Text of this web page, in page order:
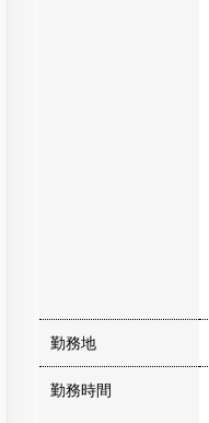
勤務地
勤務時間